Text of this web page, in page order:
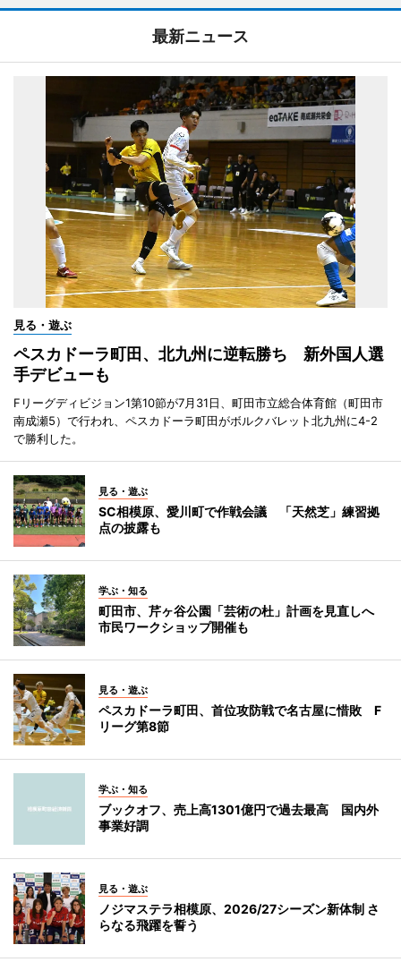
最新ニュース
見る・遊ぶ
ペスカドーラ町田、北九州に逆転勝ち 新外国人選
手デビューも
Fリーグディビジョン1第10節が7月31日、町田市立総合体育館（町田市
南成瀬5）で行われ、ペスカドーラ町田がボルクバレット北九州に4-2
で勝利した。
見る・遊ぶ
SC相模原、愛川町で作戦会議 「天然芝」練習拠
点の披露も
学ぶ・知る
町田市、芹ヶ谷公園「芸術の杜」計画を見直しへ
市民ワークショップ開催も
見る・遊ぶ
ペスカドーラ町田、首位攻防戦で名古屋に惜敗 F
リーグ第8節
学ぶ・知る
ブックオフ、売上高1301億円で過去最高 国内外
事業好調
見る・遊ぶ
ノジマステラ相模原、2026/27シーズン新体制 さ
らなる飛躍を誓う